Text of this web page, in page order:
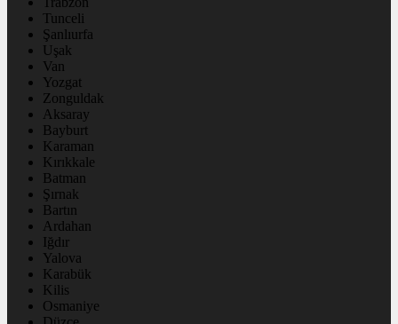
Tunceli
Şanlıurfa
Uşak
Van
Yozgat
Zonguldak
Aksaray
Bayburt
Karaman
Kırıkkale
Batman
Şırnak
Bartın
Ardahan
Iğdır
Yalova
Karabük
Kilis
Osmaniye